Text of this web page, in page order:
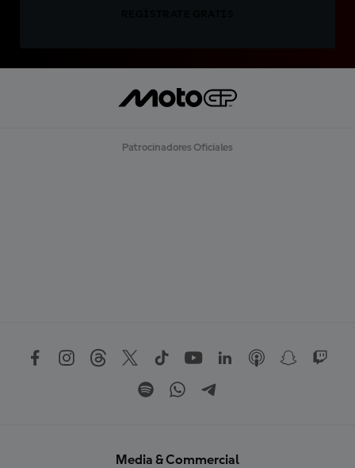
Patrocinadores Oficiales
Media & Commercial